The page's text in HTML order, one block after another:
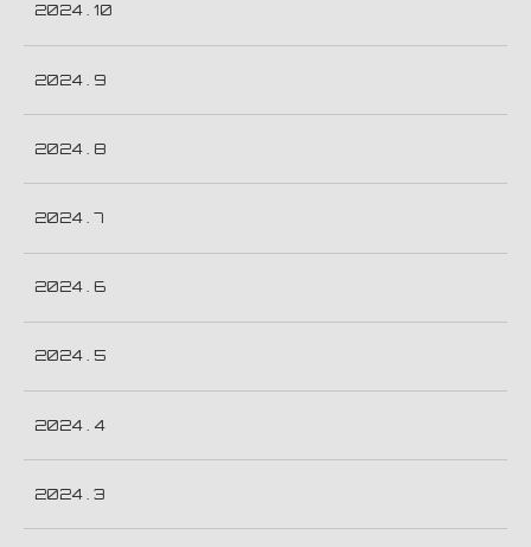
2024 . 10
2024 . 9
2024 . 8
2024 . 7
2024 . 6
2024 . 5
2024 . 4
2024 . 3